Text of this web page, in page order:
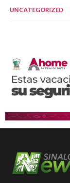
UNCATEGORIZED